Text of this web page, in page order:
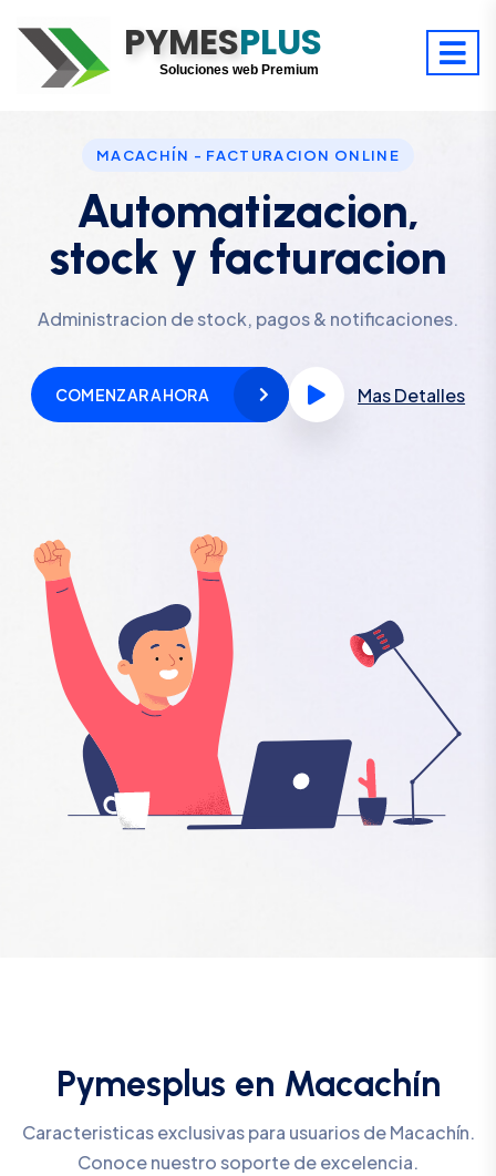
PYMESPLUS
Digitaliza tu éxito
Soluciones web Premium
MACACHÍN - FACTURACION ONLINE
Automatizacion,
stock y facturacion
Administracion de stock, pagos & notificaciones.
COMENZAR AHORA Mas Detalles
Pymesplus en Macachín
Caracteristicas exclusivas para usuarios de Macachín.
Conoce nuestro soporte de excelencia.